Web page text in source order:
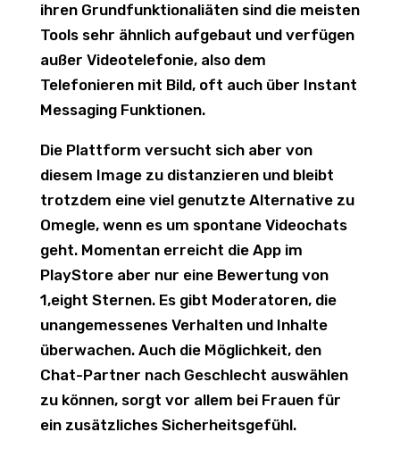
ihren Grundfunktionaliäten sind die meisten
Tools sehr ähnlich aufgebaut und verfügen
außer Videotelefonie, also dem
Telefonieren mit Bild, oft auch über Instant
Messaging Funktionen.
Die Plattform versucht sich aber von
diesem Image zu distanzieren und bleibt
trotzdem eine viel genutzte Alternative zu
Omegle, wenn es um spontane Videochats
geht. Momentan erreicht die App im
PlayStore aber nur eine Bewertung von
1,eight Sternen. Es gibt Moderatoren, die
unangemessenes Verhalten und Inhalte
überwachen. Auch die Möglichkeit, den
Chat-Partner nach Geschlecht auswählen
zu können, sorgt vor allem bei Frauen für
ein zusätzliches Sicherheitsgefühl.